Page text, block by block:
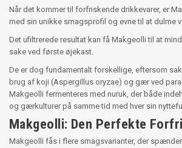
Når det kommer til forfriskende drikkevarer, er
med sin unikke smagsprofil og evne til at dulme
Det ufiltrerede resultat kan få Makgeolli til at
sake ved første øjekast.
De er dog fundamentalt forskellige, eftersom
brug af koji (Aspergillus oryzae) og gær ved
Makgeolli fermenteres med nuruk, der både
og gærkulturer på samme tid med hver sin
Makgeolli: Den Perfekte
Makgeolli fås i flere smagsvarianter, der